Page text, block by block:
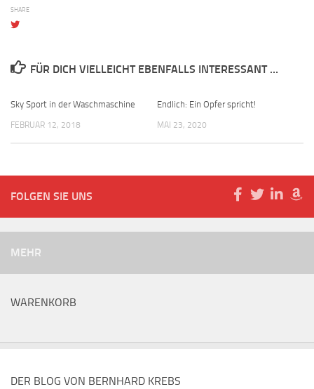
SHARE
FÜR DICH VIELLEICHT EBENFALLS INTERESSANT …
Sky Sport in der Waschmaschine
FEBRUAR 12, 2018
Endlich: Ein Opfer spricht!
MAI 23, 2020
FOLGEN SIE UNS
MEHR
WARENKORB
DER BLOG VON BERNHARD KREBS